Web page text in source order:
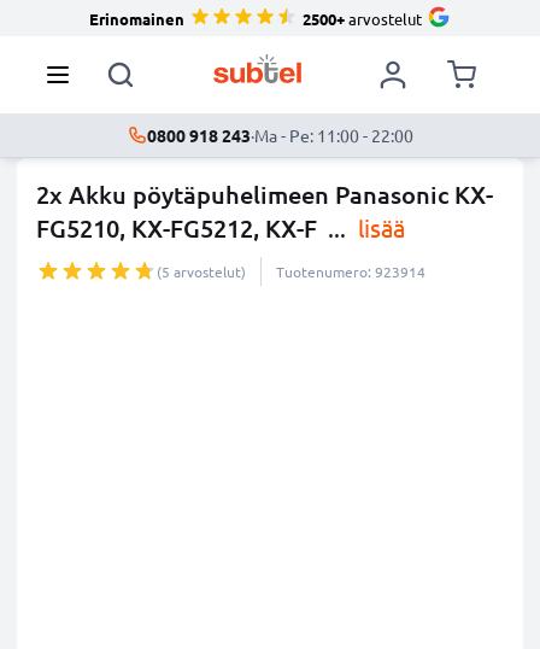
Erinomainen 2500+arvostelut
0800 918 243·Ma - Pe: 11:00 - 22:00
2x Akku pöytäpuhelimeen Panasonic KX-
FG5210, KX-FG5212, KX-F ... lisää
(5 arvostelut) Tuotenumero: 923914